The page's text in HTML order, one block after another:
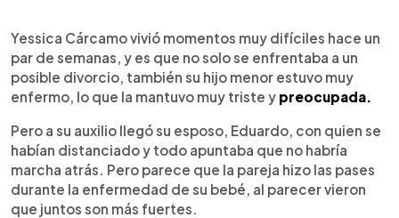
Escuchar artículo
Yessica Cárcamo vivió momentos muy difíciles hace un
par de semanas, y es que no solo se enfrentaba a un
posible divorcio, también su hijo menor estuvo muy
enfermo, lo que la mantuvo muy triste y preocupada.
Pero a su auxilio llegó su esposo, Eduardo, con quien se
habían distanciado y todo apuntaba que no habría
marcha atrás. Pero parece que la pareja hizo las pases
durante la enfermedad de su bebé, al parecer vieron
que juntos son más fuertes.